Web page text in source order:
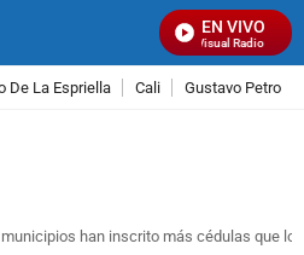
EN VIVO
Señal Visual Radio
De La Espriella Cali Gustavo Petro
municipios han inscrito más cédulas que